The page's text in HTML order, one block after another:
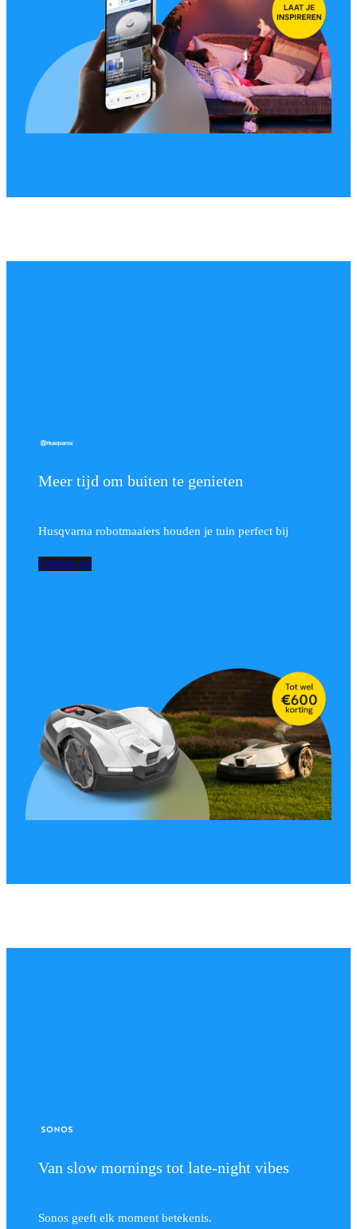
Meer tijd om buiten te genieten
Husqvarna robotmaaiers houden je tuin perfect bij
Ontdek nu
Van slow mornings tot late-night vibes
Sonos geeft elk moment betekenis.